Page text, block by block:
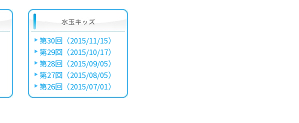
第30回（2015/11/15）
第29回（2015/10/17）
第28回（2015/09/05）
第27回（2015/08/05）
第26回（2015/07/01）